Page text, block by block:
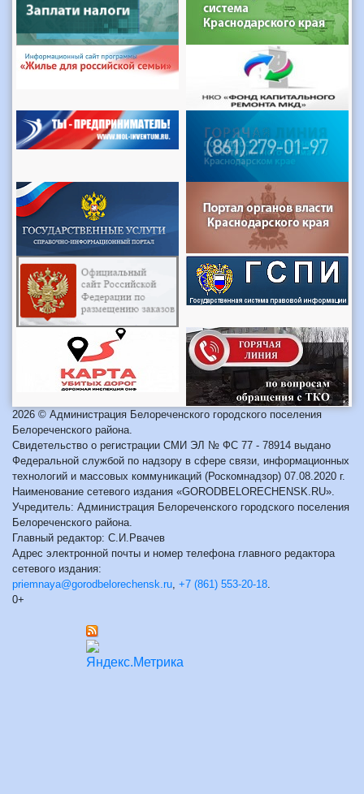
2026 © Администрация Белореченского городского поселения
Белореченского района.
Свидетельство о регистрации СМИ ЭЛ № ФС 77 - 78914 выдано
Федеральной службой по надзору в сфере связи, информационных
технологий и массовых коммуникаций (Роскомнадзор) 07.08.2020 г.
Наименование сетевого издания «GORODBELORECHENSK.RU».
Учредитель: Администрация Белореченского городского поселения
Белореченского района.
Главный редактор: С.И.Рвачев
Адрес электронной почты и номер телефона главного редактора
сетевого издания:
priemnaya@gorodbelorechensk.ru, +7 (861) 553-20-18.
0+